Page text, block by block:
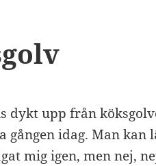
dykt upp från
gången idag. Man
mig igen, men nej,